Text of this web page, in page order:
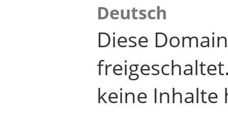
Deutsch
Diese
keine Inhalte